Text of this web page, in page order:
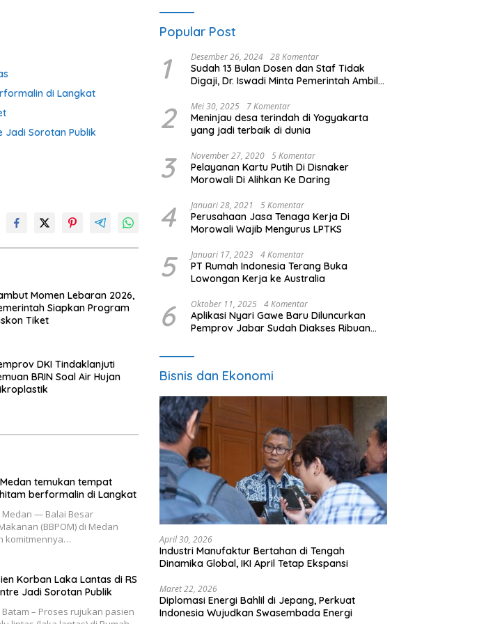
di Langkat
Jadi Sorotan Publik
Momen Lebaran 2026,
Siapkan Program
Tiket
DKI Tindaklanjuti
BRIN Soal Air Hujan
temukan tempat
berformalin di Langkat
Medan — Balai Besar
(BBPOM) di Medan
komitmennya…
Korban Laka Lantas di RS
Jadi Sorotan Publik
Batam – Proses rujukan pasien
Popular Post
1 Desember 26, 2024 28 Komentar
Sudah 13 Bulan Dosen dan Staf Tidak
Digaji, Dr. Iswadi Minta Pemerintah Ambil
2 Mei 30, 2025 7 Komentar
Meninjau desa terindah di Yogyakarta
yang jadi terbaik di dunia
3 November 27, 2020 5 Komentar
Pelayanan Kartu Putih Di Disnaker
Morowali Di Alihkan Ke Daring
4 Januari 28, 2021 5 Komentar
Perusahaan Jasa Tenaga Kerja Di
Morowali Wajib Mengurus LPTKS
5 Januari 17, 2023 4 Komentar
PT Rumah Indonesia Terang Buka
Lowongan Kerja ke Australia
6 Oktober 11, 2025 4 Komentar
Aplikasi Nyari Gawe Baru Diluncurkan
Pemprov Jabar Sudah Diakses Ribuan
Bisnis dan Ekonomi
April 30, 2026
Industri Manufaktur Bertahan di Tengah
Dinamika Global, IKI April Tetap Ekspansi
Maret 22, 2026
Diplomasi Energi Bahlil di Jepang, Perkuat
Indonesia Wujudkan Swasembada Energi